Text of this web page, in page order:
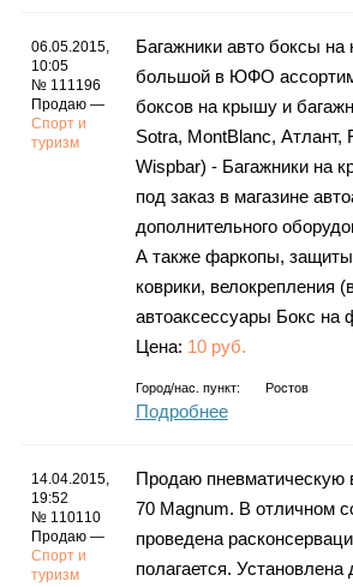
06.05.2015,
10:05
№ 111196
Продаю —
Спорт и
туризм
Багажники авто боксы
большой в ЮФО
боксов на крышу и
Sotra, MontBlanc, Атлант,
Wispbar) - Багажники на
под заказ в магазине
дополнительного
А также фаркопы, защиты
коврики, велокрепления
автоаксессуары Бокс на
Цена: 10 руб.
Город/нас. пункт: Ростов
Подробнее
14.04.2015,
19:52
№ 110110
Продаю —
Спорт и
туризм
Продаю пневматическую
70 Magnum. В отличном
проведена
полагается.